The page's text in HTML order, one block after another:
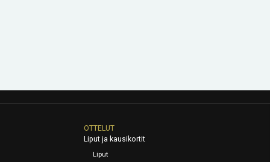
OTTELUT
Liput ja kausikortit
Liput